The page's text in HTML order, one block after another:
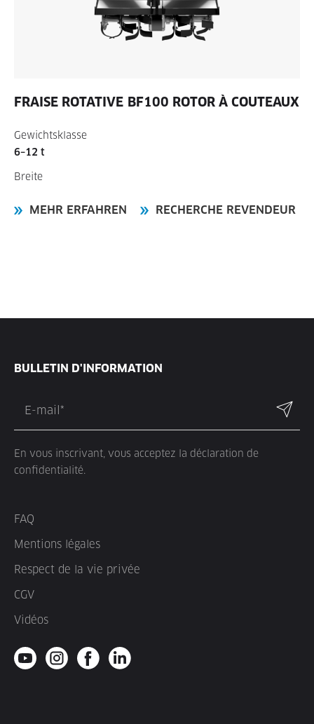
FRAISE ROTATIVE BF100 ROTOR À COUTEAUX
Gewichtsklasse
6–12 t
Breite
MEHR ERFAHREN RECHERCHE REVENDEUR
BULLETIN D'INFORMATION
En vous inscrivant, vous acceptez la déclaration de
confidentialité.
FAQ
Mentions légales
Respect de la vie privée
CGV
Vidéos